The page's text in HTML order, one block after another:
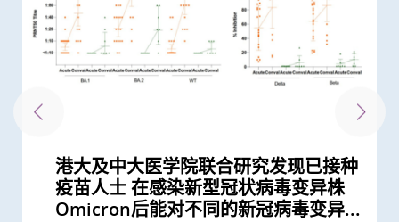
港大及中大医学院联合研究发现已接种
疫苗人士 在感染新型冠状病毒变异株
Omicron后能对不同的新冠病毒变异...
中大与港大医学院带领国际科研团队发
现丙肝药物可治新冠肺炎
研究
中大研究估算在本港新冠Omicron病
毒流行期间 半数感染个案未被发现
研究
新冠疫苗复必泰及科兴引发之「T细胞
反应」可有效预防不同新冠病毒变异株
引起的严重疾病
港大及中大医学院联合研究证实 吸烟
及肥胖令患上重症新冠肺炎的风险增加
65%至81%
港大及中大医学院联合研究发现 吸烟
增加患上新冠肺炎的风险
研究
中大港大干细胞研究揭示新冠病毒诱发
血管炎症新机制
研究
中大发现新型冠状病毒于呼吸道清除后
仍存留于粪便 计划为检疫中心隔离人
士化验粪便 及早揪出「隐形个案」减...
中大医学院公布「2019新型冠状病毒社
区研究」结果
研究
中大医学院研究显示口服抗病毒药物
「帕克斯洛维德」可将免疫力弱患者的
新冠后死亡风险降低42% 并揭示其与...
中大研究显示口服抗病毒药物「帕克斯
洛维德」可降低新冠住院患者急症期后
死亡和出现后遗症的风险
中大分析文字报告发现新冠症状会随病
毒变异及疫苗接种情况改变 并证实人
工智能大型语言模型有助传染病研究
中大医学院发现良性前列腺增生患者感
染新冠病毒后 泌尿系统出现并发症风
险可高达五倍
中大医学院研发的SIM01微生态配方有
效纾缓新冠后遗症 研究结果刚发表於
国际权威医学期刊 《刺针传染病学》
中大医学院发现可预测新冠疫苗长期药
效的肠道微生物和代谢物标记
研究
中大研究发现香港儿童近视率创新高
新冠疫情后六岁儿童患近视人数倍增
低浓度阿托品眼药水结合红光疗法研...
中大威院研究证实新冠抗病毒药适用於
严重肾病患者
研究
研究揭示在怀孕期间感染2019冠状病毒
病 如何对胎盘造成不良影响
研究
中大研究证实新冠口服药有效降低院舍
长者五成入院风险及防止病情恶化
研究
中大医学院大型临床研究证实口服微胶
囊活菌配方SIM01有效纾缓新冠后遗症
研究
中大研究显示新冠风土化期间市民愿意
继续戴口罩及用酒精消毒液洁手 但接
种新冠疫苗加强剂意愿偏低
中大医学院进行亚洲最大型长新冠研究
推算生殖系统徵状如性功能障碍困扰逾
40万港人
大型临床研究证中大肠道微生态配方
(SIM01) 能减新冠及其他细菌和病毒感
染风险
中大研究建议本港安老院舍应维持现有
防疫措施
研究
中大港大研究发现新冠口服药可降低住
院患者死亡风险近八成 并可显著减低
门诊患者入院率近九成
中大成功开发实时生物信息平台评估新
冠疫苗效用 针对变异病毒 准确度达
95%
中大医学院获医管局支持开展香港首个
大型长新冠研究 协助政府策划更全面
的长新冠医疗服务
本港儿童疫情期间生活习惯全线失守
疫下儿童超重和肥胖比率增近两倍 疫
后抗拒「重回正轨」
中大研究发现接种疫苗加强剂有效提高
母乳中新冠病毒抗体 保护年幼婴儿
研究
中大研究显示第三剂疫苗是高危群组抵
抗新冠病毒感染的关键
研究
中大临床研究中心与中大医院合作 进
行香港首个专为新冠肺炎研发的口服药
物临床研究
中大医学院全球首证有「长新冠型肠道
微生态」利用肠道微生态可准确预测、
诊断及治疗「长新冠」
中大医学院研究显示新冠康复者有较高
风险出现干眼症
研究
中大医学院联同九龙城民政事务处举办
社区学童疫苗接种计划 目标为2,000名
市民接种新冠疫苗
中大研究发现肠道微生态失衡与「长新
冠」息息相关
研究
一月七日起重启部分严谨社交距离措施
后的香港疫情估算
研究
港大及中大医学院联合研究发现 新型
冠状病毒变异株 Omicron 可大幅减低
复必泰疫苗的病毒中和能力
中大港大联合研究发现「青春双歧杆
菌」可加强新冠疫苗成效
研究
中大研究揭示新冠肺炎患者急性肾损伤
的新机制和治疗方法
研究
中大研究显示订立标准的实验设置有助
确保新冠病毒核酸检测表现
研究
中大发现新冠疫情期间本港学童近视发
病率为疫情前2.5倍 研究指减少户外活
动时间及增加使用电子产品为主因
中大医学院调查发现 仅4分之1未接种
新冠疫苗人士有意於未来半年接种 必
须尽快增加接种诱因
中大医学院推算全港约有二万名未被发
现新冠感染者 研究证实本港所有疫苗
接种者均产生中和抗体 呼吁透过接种...
中大研究显示新冠病毒抗体可经母体传
至胎儿
研究
中大医学院研究指幼儿成为新冠病毒
「隐形传播者」的风险不容忽视 病毒
载量及带活性病毒的比例偏高 持续带...
中大医学院研究指出优化肠道微生态有
望提升新冠疫苗安全及成效
研究
中大医学院与海外外科专家联合建议
新冠患者将手术延后七星期以减低死亡
风险
中大发现新冠患者的肠道内缺乏可调节
免疫力的益菌 八成新冠患者出现「长
新冠」症状 肠道微生态失衡成关键
中大医学院调查发现政府在推动新冠疫
苗接种上扮演最重要角色
研究
中大证实以鼻纸条采集鼻液样本检测新
冠肺炎安全、简易及准确度高 适用於
不同年龄层 提倡广泛使用以达更佳疫...
四成港人肠道微生态失衡情况与新冠患
者类似 中大研发「微生态免疫力配
方」证有效促进新冠患者康复 有望提...
中大研究显示社区接触环境对新冠肺炎
传播起关键作用 娱乐场所是传播次数
最多的主要接触环境
中大证新冠婴孩患者粪便带病毒 可成
隐形传播者 成立新冠病毒检测中心 致
力为婴幼儿作粪便检测
本港新冠肺炎死亡个案绝大部分为60岁
或以上 中大率领国际专家共同制定策
略 照顾长者及认知障碍症患者
中大研究显示新冠肺炎患者常见有肝脏
受损问题 建议监测患者肝功能 及早发
现病情恶化
中大发现糖尿病或为感染新冠肺炎高危
因素 研究有助了解病毒致病潜在机制
研究
中大医学院领导的调查显示 全球泌尿
科服务因新冠病毒大流行而被严重推迟
研究
中大全球首证新冠患者肠道微生态现失
衡状况 成功研发益生菌配方平衡肠道
微生态 有望增强免疫力
中大招募三千港人 侦查隐性新冠感染
拆解防疫关键
研究
中大医学院为机场抵港人士提供免费粪
便检测服务 首阶段以儿童及婴孩为目
标 助揪出感染新型冠状病毒「隐形个...
中大发现严重睡眠窒息症未经治疗患者
手术后较易出现心血管问题 吁手术前
进行睡眠窒息症评估以减风险
第十届华人地区医护人员纾缓治疗研讨
会 以「承传．创新」为题 探讨服务发
展及未来挑战
中大港大合作开展复发性卵巢癌药物基
因组学研究 免费为百名本地病人提供
分析
中大研究证实家居诊治睡眠窒息症成效
满意 可处理半数公立医院成人个案 大
幅缩减八成轮候时间
第九届华人地区医护人员纾缓治疗研讨
会 「纾缓治疗普及化：共创前路为未
来」
第八届华人地区医护人员纾缓治疗研讨
会 探讨香港纾缓治疗服务的机遇及挑
战
中大公布亚洲首项针对肥胖「睡眠窒息
症」患者生活模式研究 证实个人化辅
导疗程有效减轻病情
中大医学院许树昌教授于《刺针》发表
评论新沙士文章 强调医院感染控制措
施对控制疫情极为重要
中大研究发现成年人及长者感染呼吸道
合胞病毒和流感病毒可致命
研究
第六届华人地区医护人员纾缓治疗研讨
会 重点探讨老年癌症病人的纾缓治疗
研讨会
中文大学举办「沙士十年 — 医护专业
人员研讨会」 回顾与前瞻 提升防治
传染病工作
中大及港大研究团队携手成功发现脑痫
新基因标记
研究
中大公布本港严重人类猪型流感的最新
情况
研究